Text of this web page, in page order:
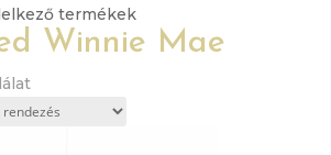
termékek
Winnie Mae